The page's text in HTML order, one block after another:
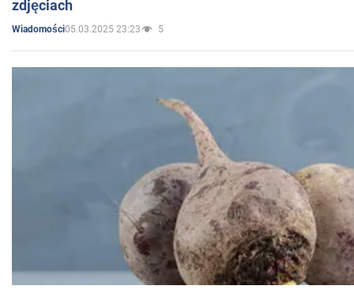
zdjęciach
Wiadomości05.03.2025 23:23 5